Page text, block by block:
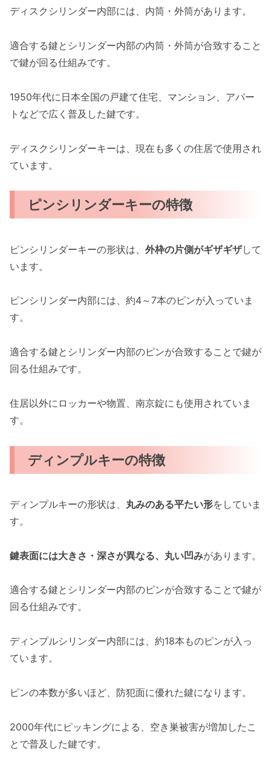
ディスクシリンダー内部には、内筒・外筒があります。
適合する鍵とシリンダー内部の内筒・外筒が合致すること
で鍵が回る仕組みです。
1950年代に日本全国の戸建て住宅、マンション、アパー
トなどで広く普及した鍵です。
ディスクシリンダーキーは、現在も多くの住居で使用され
ています。
ピンシリンダーキーの特徴
ピンシリンダーキーの形状は、 外枠の片側がギザギザして
います。
ピンシリンダー内部には、約4～7本のピンが入っていま
す。
適合する鍵とシリンダー内部のピンが合致することで鍵が
回る仕組みです。
住居以外にロッカーや物置、南京錠にも使用されていま
す。
ディンプルキーの特徴
ディンプルキーの形状は、 丸みのある平たい形をしていま
す。
鍵表面には大きさ・深さが異なる、丸い凹みがあります。
適合する鍵とシリンダー内部のピンが合致することで鍵が
回る仕組みです。
ディンプルシリンダー内部には、約18本ものピンが入っ
ています。
ピンの本数が多いほど、防犯面に優れた鍵になります。
2000年代にピッキングによる、空き巣被害が増加したこ
とで普及した鍵です。